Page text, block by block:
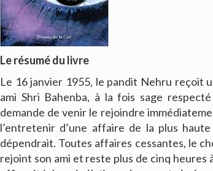
Le résumé du livre
Le 16 janvier 1955, le pandit Nehru reçoit
ami Shri Bahenba, à la fois sage
demande de venir le rejoindre
l’entretenir d’une affaire de la plus
dépendrait. Toutes affaires cessantes, le
rejoint son ami et reste plus de cinq